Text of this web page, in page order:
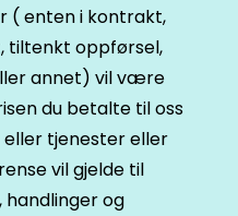
( enten i kontrakt,
tiltenkt oppførsel,
annet) vil være
du betalte til oss
tjenester eller
vil gjelde til
handlinger og